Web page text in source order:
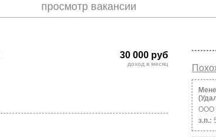
просмотр вакансии
30 000 руб
доход в месяц
ООО
з.п.: